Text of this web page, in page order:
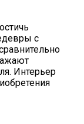
с
Интерьер